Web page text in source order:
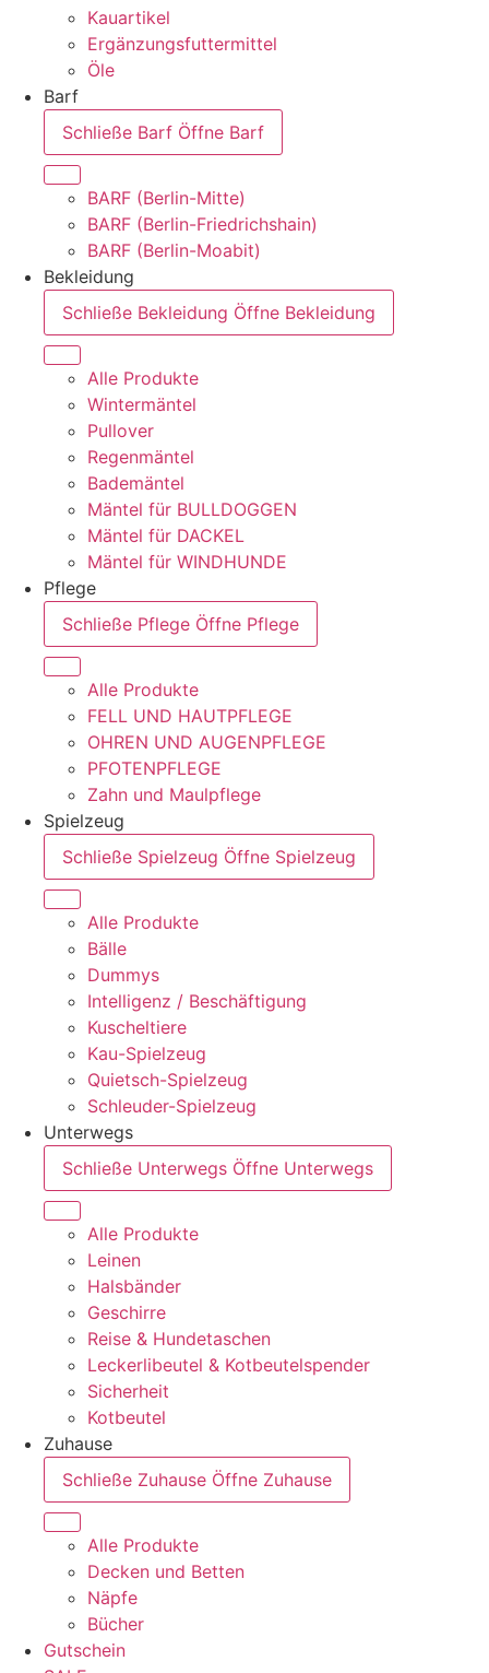
Kauartikel
Ergänzungsfuttermittel
Öle
Barf
Schließe Barf Öffne Barf
BARF (Berlin-Mitte)
BARF (Berlin-Friedrichshain)
BARF (Berlin-Moabit)
Bekleidung
Schließe Bekleidung Öffne Bekleidung
Alle Produkte
Wintermäntel
Pullover
Regenmäntel
Bademäntel
Mäntel für BULLDOGGEN
Mäntel für DACKEL
Mäntel für WINDHUNDE
Pflege
Schließe Pflege Öffne Pflege
Alle Produkte
FELL UND HAUTPFLEGE
OHREN UND AUGENPFLEGE
PFOTENPFLEGE
Zahn und Maulpflege
Spielzeug
Schließe Spielzeug Öffne Spielzeug
Alle Produkte
Bälle
Dummys
Intelligenz / Beschäftigung
Kuscheltiere
Kau-Spielzeug
Quietsch-Spielzeug
Schleuder-Spielzeug
Unterwegs
Schließe Unterwegs Öffne Unterwegs
Alle Produkte
Leinen
Halsbänder
Geschirre
Reise & Hundetaschen
Leckerlibeutel & Kotbeutelspender
Sicherheit
Kotbeutel
Zuhause
Schließe Zuhause Öffne Zuhause
Alle Produkte
Decken und Betten
Näpfe
Bücher
Gutschein